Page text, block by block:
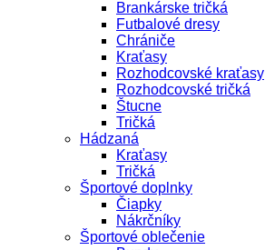
Brankárske tričká
Futbalové dresy
Chrániče
Kraťasy
Rozhodcovské kraťasy
Rozhodcovské tričká
Štucne
Tričká
Hádzaná
Kraťasy
Tričká
Športové doplnky
Čiapky
Nákrčníky
Športové oblečenie